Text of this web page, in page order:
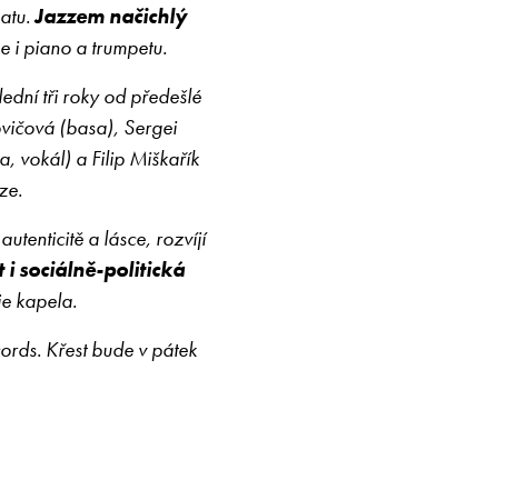
Jazzem načichlý
i piano a trumpetu.
tři roky od předešlé
(basa), Sergei
vokál) a Filip Miškařík
a lásce, rozvíjí
i sociálně-politická
kapela.
Křest bude v pátek